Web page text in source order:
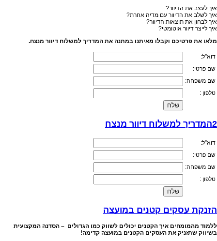
איך לעצב את הדיוור?
איך לשלב את הדיוור עם מדיה אחרת?
איך לבחון את תוצאות הדיוור?
איך לייצר דיוור אוטומטי?
מלאו את פרטיכם וקבלו מאיתנו במתנה את המדריך למשלוח דיוור מנצח.
דוא”ל:
שם פרטי:
שם משפחה:
טלפון :
2המדריך למשלוח דיוור מנצח
דוא”ל:
שם פרטי:
שם משפחה:
טלפון :
הזנקת עסקים קטנים במועצה
ללמוד מהמומחים איך הקטנים יכולים לשווק כמו הגדולים – הסדנה המקצועית
בשיווק שתזניק את העסקים הקטנים במועצה קדימה!